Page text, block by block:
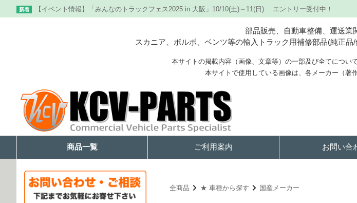
新着 【イベント情報】「みんなのトラックフェス2025 in 大阪」10/10(土)～11(日) エントリー受付中！
部品販売、自動車整備、運送業
スカニア、ボルボ、ベンツ等の輸入トラック用補修部品(純正
本サイトの掲載内容（画像、文章等）の一部及び全てについ
本サイトで使用している画像は、各メーカー（著
商品一覧 ご利用案内 お問い合
全商品 ★ 車種から探す 国産メーカー